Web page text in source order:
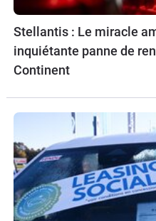
Stellantis : Le miracle
inquiétante panne de
Continent